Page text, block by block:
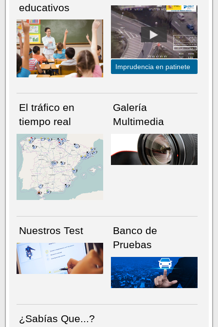
NÚMERO ACTUALHEMEROTECA
educativos
Imprudencia en patinete
El tráfico en
tiempo real
Galería
Multimedia
Nuestros Test
Banco de
Pruebas
¿Sabías Que...?